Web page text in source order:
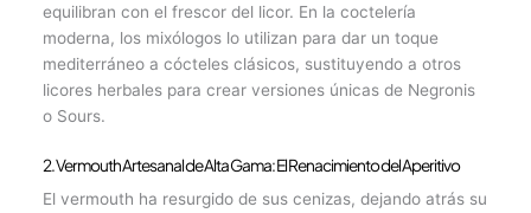
equilibran con el frescor del licor. En la coctelería
moderna, los mixólogos lo utilizan para dar un toque
mediterráneo a cócteles clásicos, sustituyendo a otros
licores herbales para crear versiones únicas de Negronis
o Sours.
2. Vermouth Artesanal de Alta Gama: El Renacimiento del Aperitivo
El vermouth ha resurgido de sus cenizas, dejando atrás su